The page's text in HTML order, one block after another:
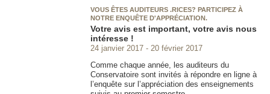
VOUS ÊTES AUDITEURS .RICES? PARTICIPEZ À
NOTRE ENQUÊTE D'APPRÉCIATION.
Votre avis est important, votre avis nous
intéresse !
24 janvier 2017
20 février 2017
Comme chaque année, les auditeurs du
Conservatoire sont invités à répondre en ligne à
l’enquête sur l’appréciation des enseignements